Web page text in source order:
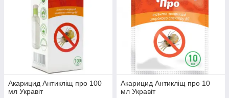
Акарицид Антикліщ про 100
мл Укравіт
Акарицид Антикліщ про 10
мл Укравіт